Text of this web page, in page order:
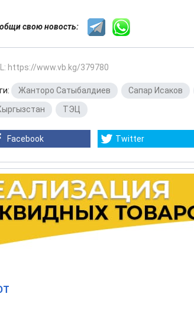
свою новость:
https://www.vb.kg/379780
Жанторо Сатыбалдиев Сапар Исаков
ТЭЦ
Facebook Twitter